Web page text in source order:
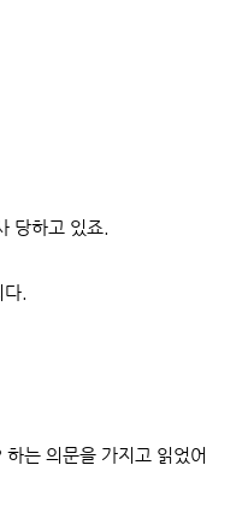
당하고 있죠.
다.
는 의문을 가지고 읽었어